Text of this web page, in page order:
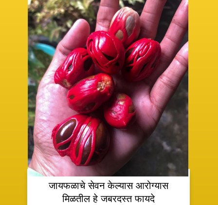
जायफळाचे सेवन केल्यास आरोग्यास
मिळतील हे जबरदस्त फायदे